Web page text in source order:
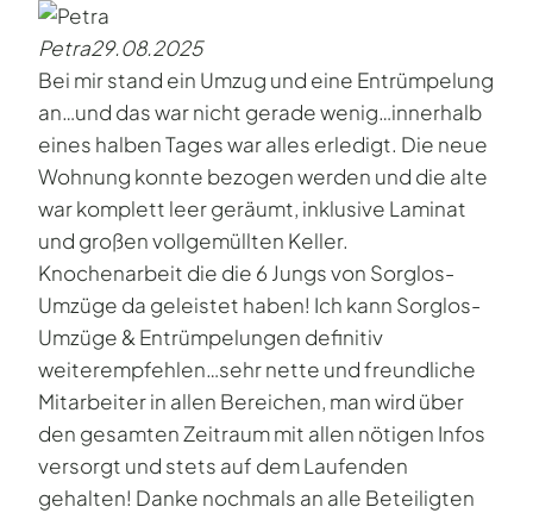
Petra29.08.2025
Bei mir stand ein Umzug und eine Entrümpelung
an…und das war nicht gerade wenig…innerhalb
eines halben Tages war alles erledigt. Die neue
Wohnung konnte bezogen werden und die alte
war komplett leer geräumt, inklusive Laminat
und großen vollgemüllten Keller.
Knochenarbeit die die 6 Jungs von Sorglos-
Umzüge da geleistet haben! Ich kann Sorglos-
Umzüge & Entrümpelungen definitiv
weiterempfehlen…sehr nette und freundliche
Mitarbeiter in allen Bereichen, man wird über
den gesamten Zeitraum mit allen nötigen Infos
versorgt und stets auf dem Laufenden
gehalten! Danke nochmals an alle Beteiligten